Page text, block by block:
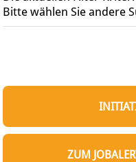
Bitte wählen Sie andere
ZUM